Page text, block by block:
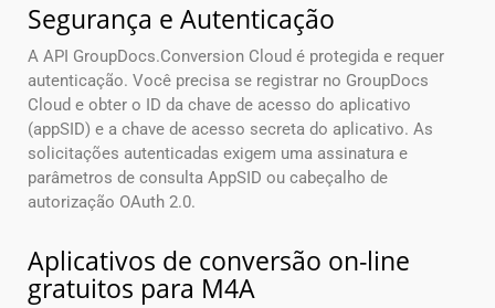
Segurança e Autenticação
A API GroupDocs.Conversion Cloud é protegida e requer
autenticação. Você precisa se registrar no GroupDocs
Cloud e obter o ID da chave de acesso do aplicativo
(appSID) e a chave de acesso secreta do aplicativo. As
solicitações autenticadas exigem uma assinatura e
parâmetros de consulta AppSID ou cabeçalho de
autorização OAuth 2.0.
Aplicativos de conversão on-line
gratuitos para M4A